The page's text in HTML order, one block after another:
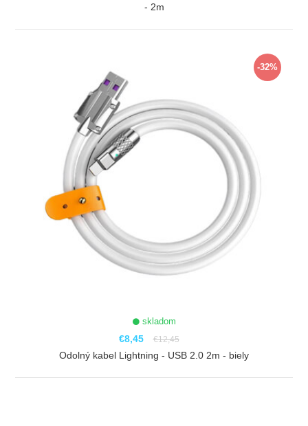
- 2m
-32%
skladom
€8,45 €12,45
Odolný kabel Lightning - USB 2.0 2m - biely